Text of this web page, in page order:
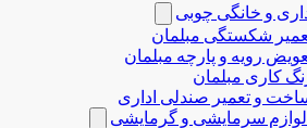
و خانگی چوبی
شکستگی مبلمان
رویه و پارچه مبلمان
کاری مبلمان
و تعمیر صندلی اداری
سرمایشی و گرمایشی